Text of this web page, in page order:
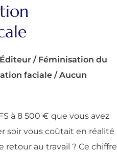
/ Féminisation du
faciale / Aucun
à 8 500 € que vous avez
soir vous coûtait en réalité
retour au travail ? Ce chiffre